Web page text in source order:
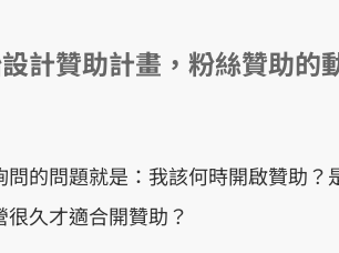
計贊助計畫，粉絲贊助的
問的問題就是：我該何時開啟贊助？
久才適合開贊助？